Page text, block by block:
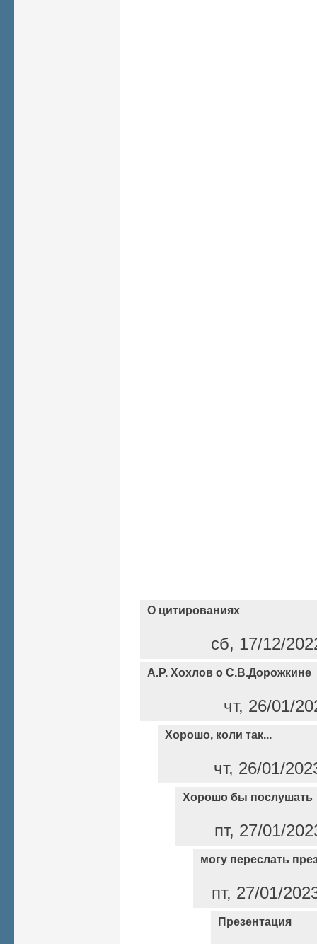
О цитированиях
сб, 17/12/
А.Р. Хохлов о С.В.Дорожкине
чт, 26/01/
Хорошо, коли так...
чт, 26/01/
Хорошо бы послушать
пт, 27/01/
могу переслать
пт, 27/01/
Презентация